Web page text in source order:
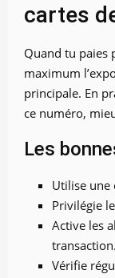
cartes
Quand tu paies
maximum
principale. En
ce numéro,
Les
Utilise une
Privilégie
Active les
transaction.
Vérifie